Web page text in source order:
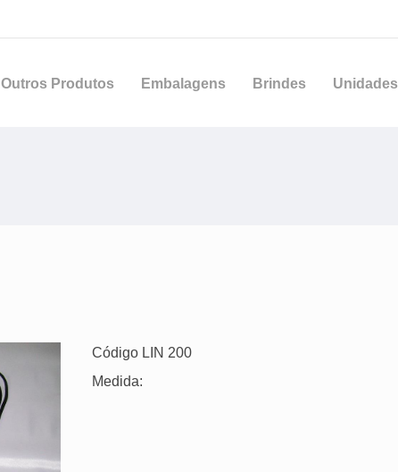
Outros Produtos Embalagens Brindes Unidades
Código LIN 200
Medida: